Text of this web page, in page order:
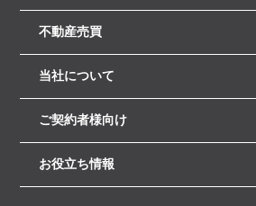
不動産売買
当社について
ご契約者様向け
お役立ち情報